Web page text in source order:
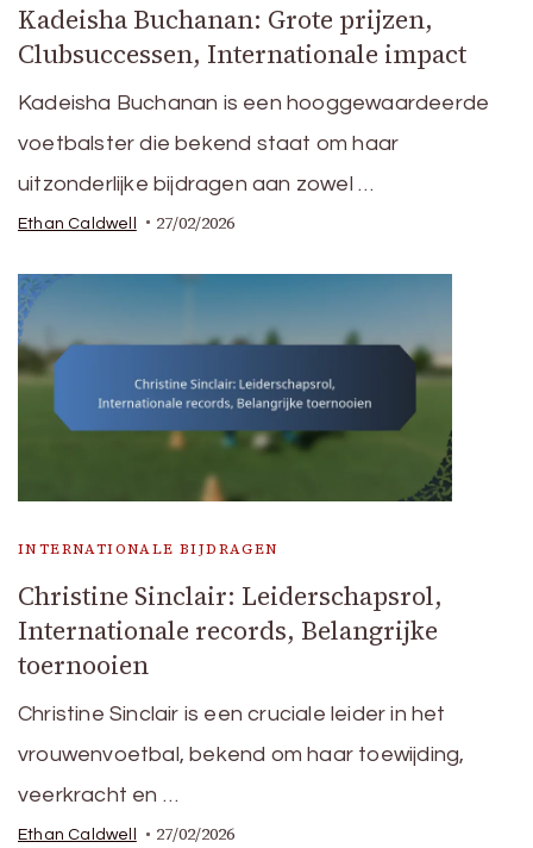
Kadeisha Buchanan: Grote prijzen,
Clubsuccessen, Internationale impact
Kadeisha Buchanan is een hooggewaardeerde
voetbalster die bekend staat om haar
uitzonderlijke bijdragen aan zowel …
Ethan Caldwell 27/02/2026
INTERNATIONALE BIJDRAGEN
Christine Sinclair: Leiderschapsrol,
Internationale records, Belangrijke
toernooien
Christine Sinclair is een cruciale leider in het
vrouwenvoetbal, bekend om haar toewijding,
veerkracht en …
Ethan Caldwell 27/02/2026